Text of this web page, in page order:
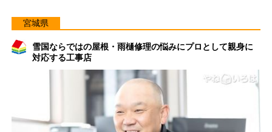
宮城県
雪国ならではの屋根・雨樋修理の悩みにプロとして親身に
対応する工事店